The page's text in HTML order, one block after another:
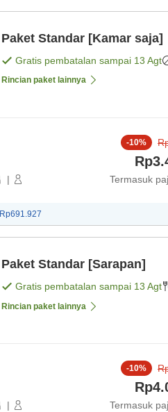
Paket Standar [Kamar saja]
Gratis pembatalan sampai 13 Agt
Rincian paket lainnya
|
-10%
Termasuk
Rp691.927
Paket Standar [Sarapan]
Gratis pembatalan sampai 13 Agt
Rincian paket lainnya
|
-10%
Termasuk